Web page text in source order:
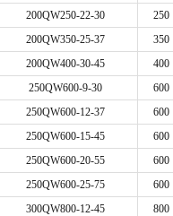
200QW250-22-30
250
200QW350-25-37
350
200QW400-30-45
400
250QW600-9-30
600
250QW600-12-37
600
250QW600-15-45
600
250QW600-20-55
600
250QW600-25-75
600
300QW800-12-45
800